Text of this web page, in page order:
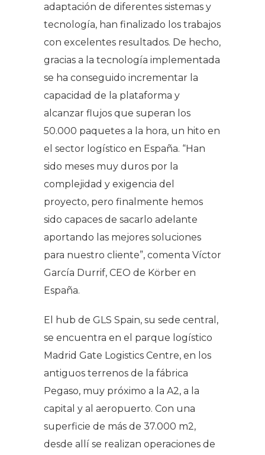
adaptación de diferentes sistemas y
tecnología, han finalizado los trabajos
con excelentes resultados. De hecho,
gracias a la tecnología implementada
se ha conseguido incrementar la
capacidad de la plataforma y
alcanzar flujos que superan los
50.000 paquetes a la hora, un hito en
el sector logístico en España. “Han
sido meses muy duros por la
complejidad y exigencia del
proyecto, pero finalmente hemos
sido capaces de sacarlo adelante
aportando las mejores soluciones
para nuestro cliente”, comenta Víctor
García Durrif, CEO de Körber en
España.
El hub de GLS Spain, su sede central,
se encuentra en el parque logístico
Madrid Gate Logistics Centre, en los
antiguos terrenos de la fábrica
Pegaso, muy próximo a la A2, a la
capital y al aeropuerto. Con una
superficie de más de 37.000 m2,
desde allí se realizan operaciones de